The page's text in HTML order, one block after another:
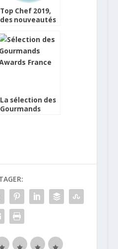
Top Chef 2019,
des nouveautés
anniversaire !
La sélection des
Gourmands